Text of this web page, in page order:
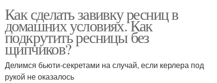
Как сделать завивку ресниц в
домашних условиях. Как
подкрутить ресницы без
щипчиков?
Делимся бьюти-секретами на случай, если керлера под
рукой не оказалось